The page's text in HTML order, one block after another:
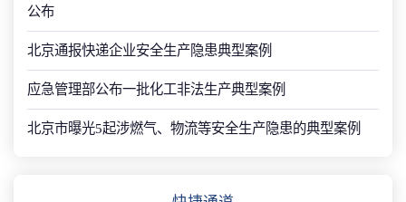
公布
北京通报快递企业安全生产隐患典型案例
应急管理部公布一批化工非法生产典型案例
北京市曝光5起涉燃气、物流等安全生产隐患的典型案例